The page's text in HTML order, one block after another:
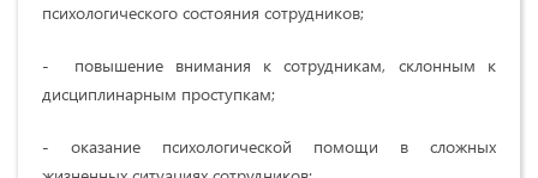
психологического состояния сотрудников;
- повышение внимания к сотрудникам, склонным к
дисциплинарным проступкам;
- оказание психологической помощи в сложных